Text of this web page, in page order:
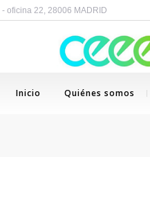
oficina 22, 28006 MADRID
Inicio Quiénes somos